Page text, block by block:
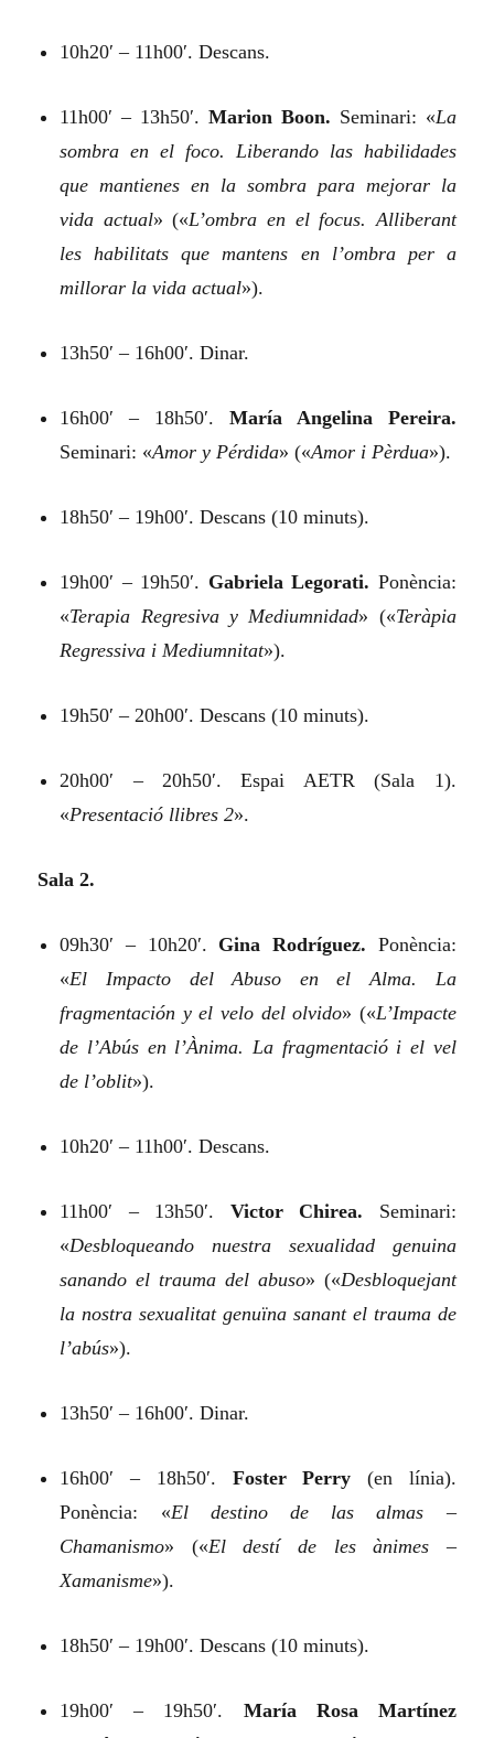
10h20′ – 11h00′. Descans.
11h00′ – 13h50′. Marion Boon. Seminari: «La
sombra en el foco. Liberando las habilidades
que mantienes en la sombra para mejorar la
vida actual» («L’ombra en el focus. Alliberant
les habilitats que mantens en l’ombra per a
millorar la vida actual»).
13h50′ – 16h00′. Dinar.
16h00′ – 18h50′. María Angelina Pereira.
Seminari: «Amor y Pérdida» («Amor i Pèrdua»).
18h50′ – 19h00′. Descans (10 minuts).
19h00′ – 19h50′. Gabriela Legorati. Ponència:
«Terapia Regresiva y Mediumnidad» («Teràpia
Regressiva i Mediumnitat»).
19h50′ – 20h00′. Descans (10 minuts).
20h00′ – 20h50′. Espai AETR (Sala 1).
«Presentació llibres 2».
Sala 2.
09h30′ – 10h20′. Gina Rodríguez. Ponència:
«El Impacto del Abuso en el Alma. La
fragmentación y el velo del olvido» («L’Impacte
de l’Abús en l’Ànima. La fragmentació i el vel
de l’oblit»).
10h20′ – 11h00′. Descans.
11h00′ – 13h50′. Victor Chirea. Seminari:
«Desbloqueando nuestra sexualidad genuina
sanando el trauma del abuso» («Desbloquejant
la nostra sexualitat genuïna sanant el trauma de
l’abús»).
13h50′ – 16h00′. Dinar.
16h00′ – 18h50′. Foster Perry (en línia).
Ponència: «El destino de las almas –
Chamanismo» («El destí de les ànimes –
Xamanisme»).
18h50′ – 19h00′. Descans (10 minuts).
19h00′ – 19h50′. María Rosa Martínez